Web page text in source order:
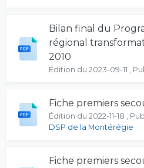
Bilan final du
régional
2010
Édition du 2023-09-11 ,
Fiche premiers
Édition du 2022-11-18 ,
DSP de la Montérégie
Fiche premiers